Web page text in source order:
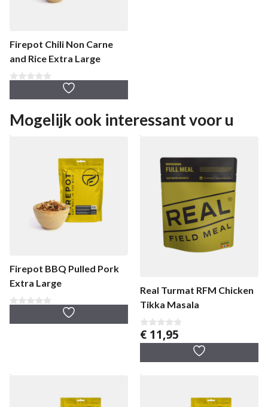
Firepot Chili Non Carne
and Rice Extra Large
5
Mogelijk ook interessant voor u
Firepot BBQ Pulled Pork
Extra Large
Real Turmat RFM Chicken
Tikka Masala
0
v
5
€ 11,95